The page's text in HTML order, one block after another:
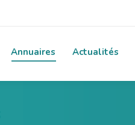
Annuaires Actualités